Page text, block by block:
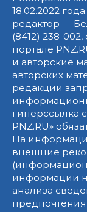
18.02.2022
редактор —
(8412) 238-
портале
и авторские
авторских
редакции
гиперссылка
PNZ.RU»
На
внешние
информации
анализа